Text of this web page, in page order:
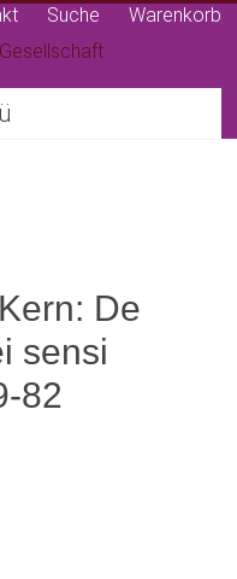
Suche Warenkorb
De
sensi
82